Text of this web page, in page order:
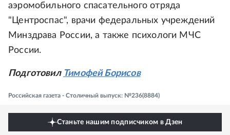
аэромобильного спасательного отряда
"Центроспас", врачи федеральных учреждений
Минздрава России, а также психологи МЧС
России.
Подготовил Тимофей Борисов
Российская газета - Столичный выпуск: №236(8884)
Станьте нашим подписчиком в Дзен